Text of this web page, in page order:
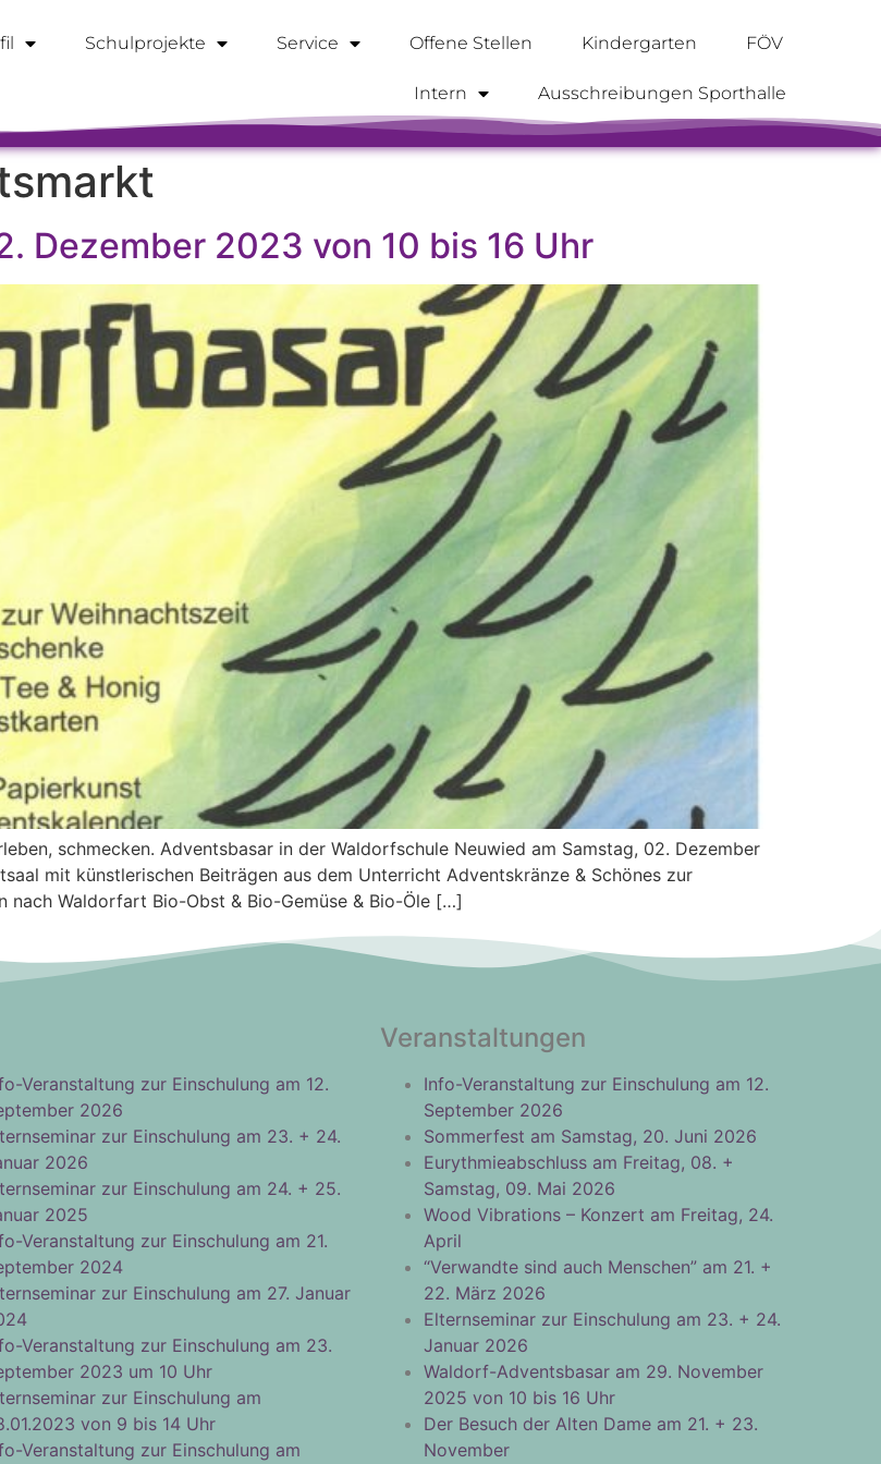
Schulprojekte Service Offene Stellen Kindergarten FÖV
Intern Ausschreibungen Sporthalle
Dezember 2023 von 10 bis 16 Uhr
schmecken. Adventsbasar in der Waldorfschule Neuwied am Samstag, 02. Dezember
mit künstlerischen Beiträgen aus dem Unterricht Adventskränze & Schönes zur
nach Waldorfart Bio-Obst & Bio-Gemüse & Bio-Öle […]
Veranstaltung zur Einschulung am 12.
2026
zur Einschulung am 23. + 24.
2026
zur Einschulung am 24. + 25.
2025
Veranstaltung zur Einschulung am 21.
2024
zur Einschulung am 27. Januar
Veranstaltung zur Einschulung am 23.
2023 um 10 Uhr
zur Einschulung am
von 9 bis 14 Uhr
Veranstaltung zur Einschulung am
Veranstaltungen
Info-Veranstaltung zur Einschulung am 12.
September 2026
Sommerfest am Samstag, 20. Juni 2026
Eurythmieabschluss am Freitag, 08. +
Samstag, 09. Mai 2026
Wood Vibrations – Konzert am Freitag, 24.
April
“Verwandte sind auch Menschen” am 21. +
22. März 2026
Elternseminar zur Einschulung am 23. + 24.
Januar 2026
Waldorf-Adventsbasar am 29. November
2025 von 10 bis 16 Uhr
Der Besuch der Alten Dame am 21. + 23.
November